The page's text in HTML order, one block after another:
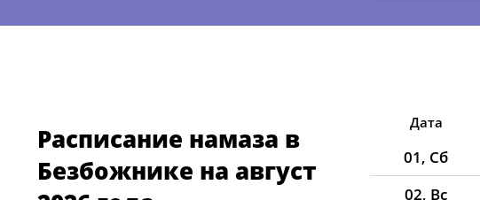
Расписание намаза в
Безбожнике на август
Дата
01, Сб
02, Вс